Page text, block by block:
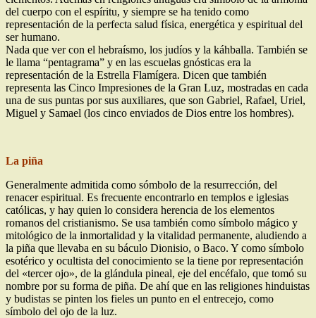
del cuerpo con el espíritu, y siempre se ha tenido como
representación de la perfecta salud física, energética y espiritual del
ser humano.
Nada que ver con el hebraísmo, los judíos y la káhballa. También se
le llama “pentagrama” y en las escuelas gnósticas era la
representación de la Estrella Flamígera. Dicen que también
representa las Cinco Impresiones de la Gran Luz, mostradas en cada
una de sus puntas por sus auxiliares, que son Gabriel, Rafael, Uriel,
Miguel y Samael (los cinco enviados de Dios entre los hombres).
La piña
Generalmente admitida como sómbolo de la resurrección, del
renacer espiritual. Es frecuente encontrarlo en templos e iglesias
católicas, y hay quien lo considera herencia de los elementos
romanos del cristianismo. Se usa también como símbolo mágico y
mitológico de la inmortalidad y la vitalidad permanente, aludiendo a
la piña que llevaba en su báculo Dionisio, o Baco. Y como símbolo
esotérico y ocultista del conocimiento se la tiene por representación
del «tercer ojo», de la glándula pineal, eje del encéfalo, que tomó su
nombre por su forma de piña. De ahí que en las religiones hinduistas
y budistas se pinten los fieles un punto en el entrecejo, como
símbolo del ojo de la luz.